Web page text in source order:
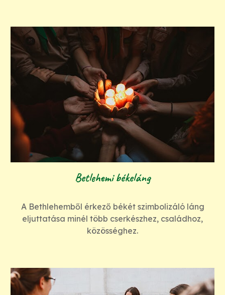
Betlehemi békeláng
A Bethlehemből érkező békét szimbolizáló láng
eljuttatása minél több cserkészhez, családhoz,
közösséghez.